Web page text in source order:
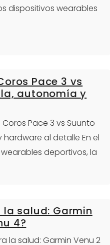
dispositivos wearables
Pace 3 vs
autonomía y
Pace 3 vs Suunto
al detalle En el
deportivos, la
salud: Garmin
4?
la salud: Garmin Venu 2